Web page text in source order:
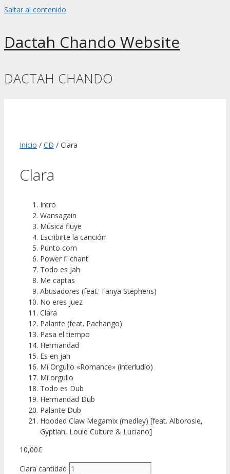
Saltar al contenido
Dactah Chando Website
DACTAH CHANDO
Inicio / CD / Clara
Clara
Intro
Wansagain
Música fluye
Escribirte la canción
Punto com
Power fi chant
Todo es Jah
Me captas
Abusadores (feat. Tanya Stephens)
No eres juez
Clara
Palante (feat. Pachango)
Pasa el tiempo
Hermandad
Es en jah
Mi Orgullo «Romance» (interludio)
Mi orgullo
Todo es Dub
Hermandad Dub
Palante Dub
Hooded Claw Megamix (medley) [feat. Alborosie,
Gyptian, Louie Culture & Luciano]
10,00€
Clara cantidad